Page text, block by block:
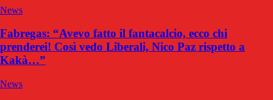
News
Fabregas: “Avevo fatto il fantacalcio, ecco chi
prenderei! Così vedo Liberali, Nico Paz rispetto a
Kakà…”
News